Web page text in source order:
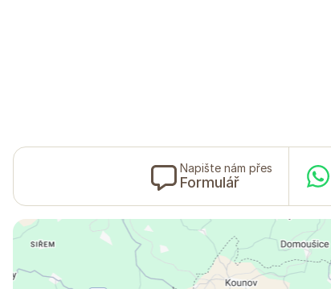
Napište nám přes
Formulář